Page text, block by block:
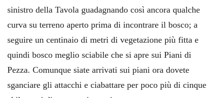
sinistro della Tavola guadagnando così ancora qualche
curva su terreno aperto prima di incontrare il bosco; a
seguire un centinaio di metri di vegetazione più fitta e
quindi bosco meglio sciabile che si apre sui Piani di
Pezza. Comunque siate arrivati sui piani ora dovete
sganciare gli attacchi e ciabattare per poco più di cinque